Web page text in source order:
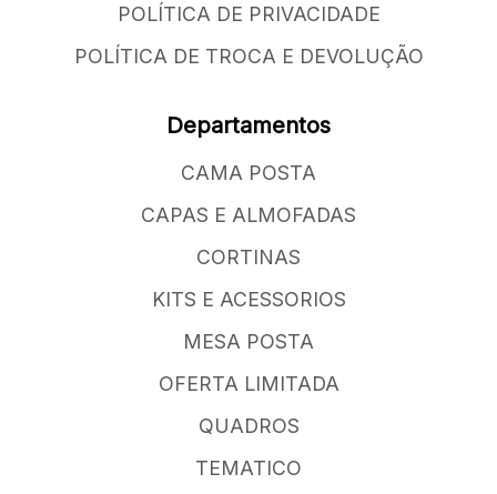
POLÍTICA DE PRIVACIDADE
POLÍTICA DE TROCA E DEVOLUÇÃO
Departamentos
CAMA POSTA
CAPAS E ALMOFADAS
CORTINAS
KITS E ACESSORIOS
MESA POSTA
OFERTA LIMITADA
QUADROS
TEMATICO